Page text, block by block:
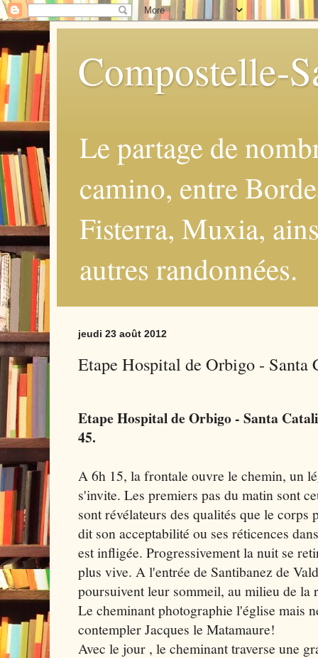
Compostelle-
Le partage de
camino, entre
Fisterra, Muxia,
autres randonnées.
jeudi 23 août 2012
Etape Hospital de Orbigo - Santa
Etape Hospital de Orbigo - Santa
45.
A 6h 15, la frontale ouvre le chemin, un
s'invite. Les premiers pas du matin sont
sont révélateurs des qualités que le
dit son acceptabilité ou ses réticences
est infligée. Progressivement la nuit se
plus vive. A l'entrée de Santibanez de
poursuivent leur sommeil, au milieu de la
Le cheminant photographie l'église mais
contempler Jacques le Matamaure!
Avec le jour , le cheminant traverse une